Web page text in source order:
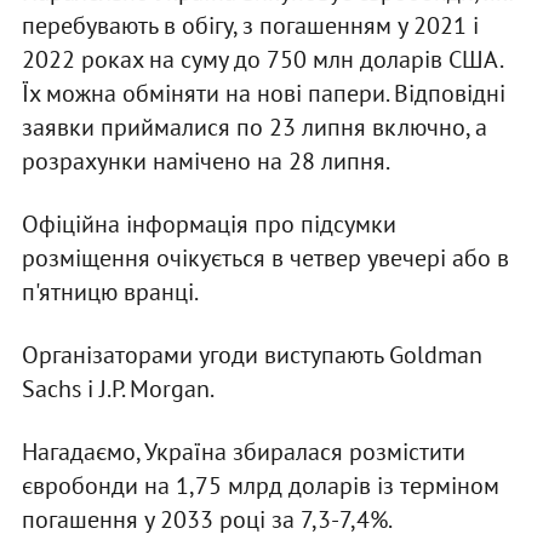
перебувають в обігу, з погашенням у 2021 і
2022 роках на суму до 750 млн доларів США.
Їх можна обміняти на нові папери. Відповідні
заявки приймалися по 23 липня включно, а
розрахунки намічено на 28 липня.
Офіційна інформація про підсумки
розміщення очікується в четвер увечері або в
п'ятницю вранці.
Організаторами угоди виступають Goldman
Sachs і J.P. Morgan.
Нагадаємо, Україна збиралася розмістити
євробонди на 1,75 млрд доларів із терміном
погашення у 2033 році за 7,3-7,4%.